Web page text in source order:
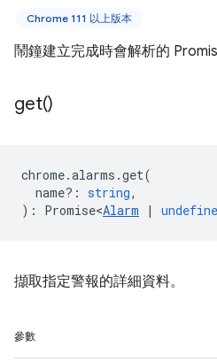
Chrome 111 以上版本
鬧鐘建立完成時會解析的
get()
chrome.alarms .get(
name? : string,
) : Promise<Alarm |
擷取指定警報的詳細資料。
參數